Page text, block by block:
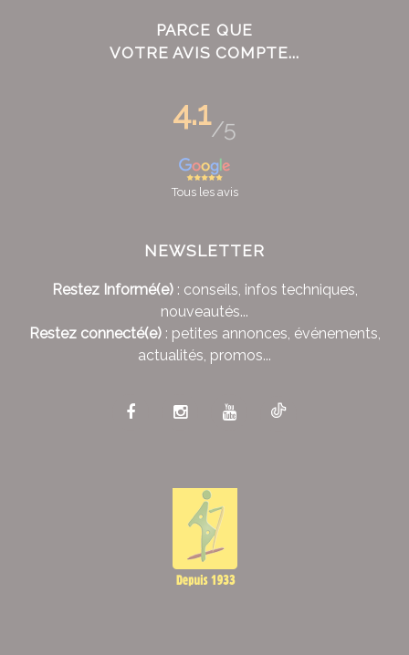
PARCE QUE
VOTRE AVIS COMPTE...
4.1/5
Tous les avis
NEWSLETTER
Restez Informé(e): conseils, infos techniques,
nouveautés...
Restez connecté(e): petites annonces, événements,
actualités, promos...